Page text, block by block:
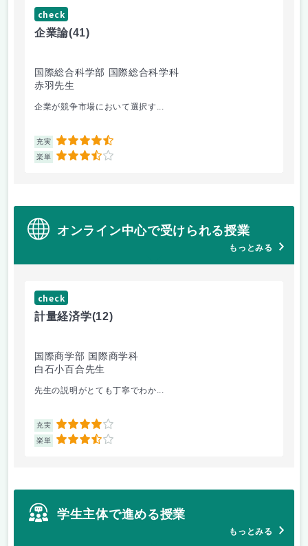
check
企業論(41)
国際総合科学部 国際総合科学科
赤羽先生
企業が競争市場において選択す...
充実 4.5
楽単 3.5
オンライン中心で受けられる授業
もっとみる
check
計量経済学(12)
国際商学部 国際商学科
白石小百合先生
先生の説明がとても丁寧でわか...
充実 4
楽単 3.5
学生主体で進める授業
もっとみる